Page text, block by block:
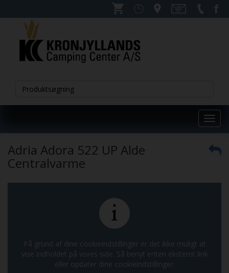
Adria Adora 522 UP Alde
Centralvarme
På grund af dine cookieindstillinger er det ikke muligt at
vise indholdet på vores side. Så benyt enten eksternt link
eller opdater dine cookieindstillinger.